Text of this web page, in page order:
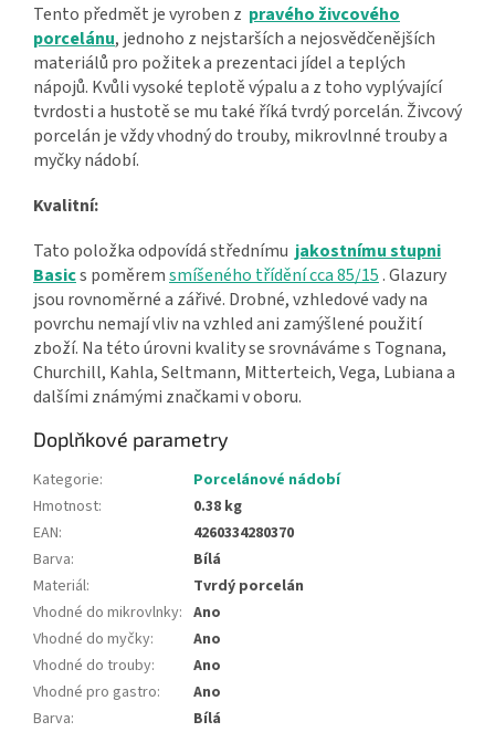
Tento předmět je vyroben z pravého živcového
porcelánu, jednoho z nejstarších a nejosvědčenějších
materiálů pro požitek a prezentaci jídel a teplých
nápojů. Kvůli vysoké teplotě výpalu a z toho vyplývající
tvrdosti a hustotě se mu také říká tvrdý porcelán. Živcový
porcelán je vždy vhodný do trouby, mikrovlnné trouby a
myčky nádobí.
Kvalitní:
Tato položka odpovídá střednímu jakostnímu stupni
Basics poměremsmíšeného třídění cca 85/15 . Glazury
jsou rovnoměrné a zářivé. Drobné, vzhledové vady na
povrchu nemají vliv na vzhled ani zamýšlené použití
zboží. Na této úrovni kvality se srovnáváme s Tognana,
Churchill, Kahla, Seltmann, Mitterteich, Vega, Lubiana a
dalšími známými značkami v oboru.
Doplňkové parametry
Kategorie:
Porcelánové nádobí
Hmotnost:
0.38 kg
EAN:
4260334280370
Barva:
Bílá
Materiál:
Tvrdý porcelán
Vhodné do mikrovlnky: Ano
Vhodné do myčky:
Ano
Vhodné do trouby:
Ano
Vhodné pro gastro:
Ano
Barva:
Bílá